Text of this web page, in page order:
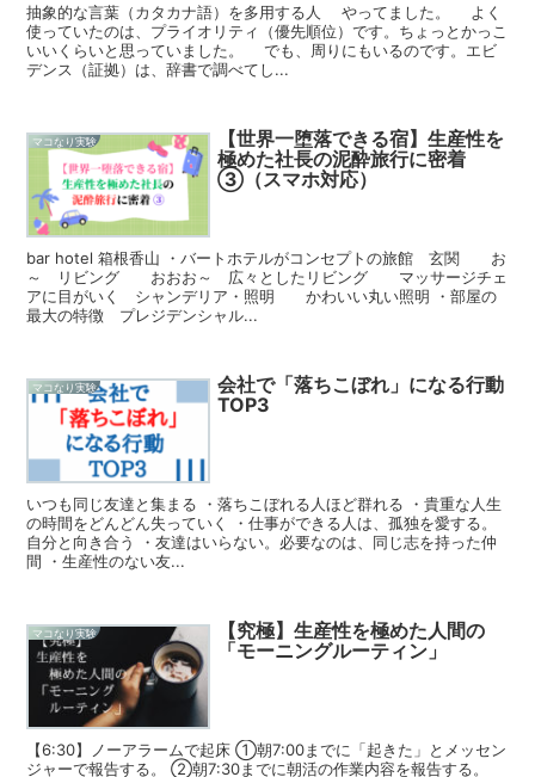
抽象的な言葉（カタカナ語）を多用する人 やってました。 よく
使っていたのは、プライオリティ（優先順位）です。ちょっとかっこ
いいくらいと思っていました。 でも、周りにもいるのです。エビ
デンス（証拠）は、辞書で調べてし...
マコなり実験
【世界一堕落できる宿】生産性を
極めた社長の泥酔旅行に密着
③（スマホ対応）
bar hotel 箱根香山 ・バートホテルがコンセプトの旅館 玄関 お
～ リビング おおお～ 広々としたリビング マッサージチェ
アに目がいく シャンデリア・照明 かわいい丸い照明 ・部屋の
最大の特徴 プレジデンシャル...
マコなり実験
会社で「落ちこぼれ」になる行動
TOP3
いつも同じ友達と集まる ・落ちこぼれる人ほど群れる ・貴重な人生
の時間をどんどん失っていく ・仕事ができる人は、孤独を愛する。
自分と向き合う ・友達はいらない。必要なのは、同じ志を持った仲
間 ・生産性のない友...
マコなり実験
【究極】生産性を極めた人間の
「モーニングルーティン」
【6:30】ノーアラームで起床 ①朝7:00までに「起きた」とメッセン
ジャーで報告する。 ②朝7:30までに朝活の作業内容を報告する。